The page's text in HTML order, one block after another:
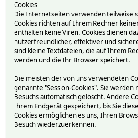
Cookies
Die Internetseiten verwenden teilweise
Cookies richten auf Ihrem Rechner
enthalten keine Viren. Cookies dienen
nutzerfreundlicher, effektiver und
sind kleine Textdateien, die auf Ihrem
werden und die Ihr Browser speichert.
Die meisten der von uns verwendeten
genannte "Session-Cookies". Sie werden
Besuchs automatisch gelöscht. Andere
Ihrem Endgerät gespeichert, bis Sie
Cookies ermöglichen es uns, Ihren
Besuch wiederzuerkennen.